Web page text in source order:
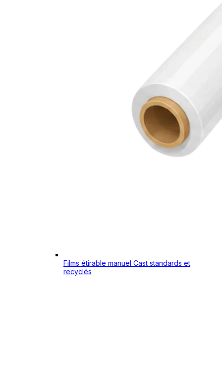
Films étirable manuel Cast standards et
recyclés